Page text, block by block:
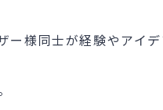
様同士が経験やアイ